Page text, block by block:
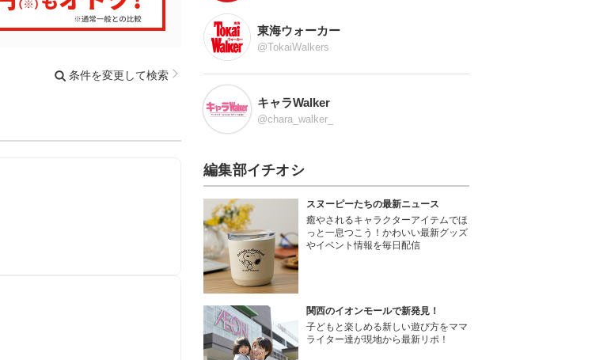
条件を変更して検索
東海ウォーカー
@TokaiWalkers
キャラWalker
@chara_walker_
編集部イチオシ
スヌーピーたちの最新ニュース
癒やされるキャラクターアイテムでほ
っと一息つこう！かわいい最新グッズ
やイベント情報を毎日配信
関西のイオンモールで新発見！
子どもと楽しめる新しい遊び方をママ
ライター達が現地から最新リポ！